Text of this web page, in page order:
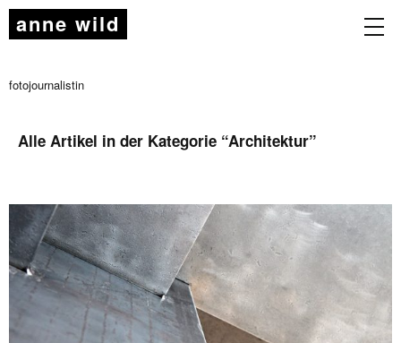
anne wild
fotojournalistin
Alle Artikel in der Kategorie “Architektur”